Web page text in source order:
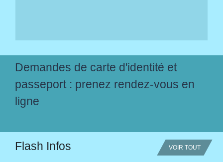
Demandes de carte d'identité et
passeport : prenez rendez-vous en
ligne
Flash Infos VOIR TOUT